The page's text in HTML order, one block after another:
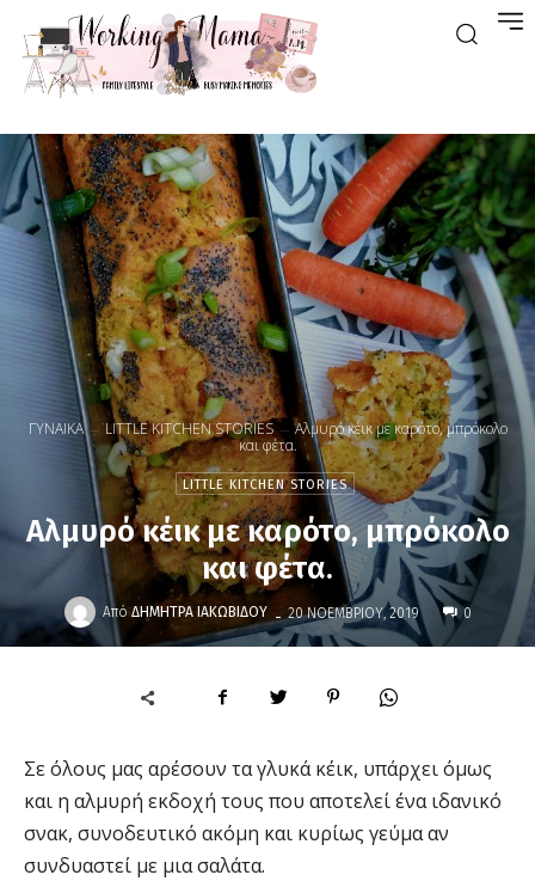
ΓΥΝΑΙΚΑ LITTLE KITCHEN STORIES
Αλμυρό κέικ με καρότο, μπρόκολο
και φέτα.
LITTLE KITCHEN STORIES
Αλμυρό κέικ με καρότο, μπρόκολο
και φέτα.
Από ΔΉΜΗΤΡΑ ΙΑΚΩΒΊΔΟΥ - 20 ΝΟΕΜΒΡΊΟΥ, 2019 0
Σε όλους μας αρέσουν τα γλυκά κέικ, υπάρχει όμως
και η αλμυρή εκδοχή τους που αποτελεί ένα ιδανικό
σνακ, συνοδευτικό ακόμη και κυρίως γεύμα αν
συνδυαστεί με μια σαλάτα.